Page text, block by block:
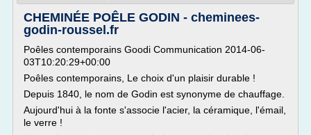
CHEMINÉE POÊLE GODIN - cheminees-
godin-roussel.fr
Poêles contemporains Goodi Communication 2014-06-
03T10:20:29+00:00
Poêles contemporains, Le choix d'un plaisir durable !
Depuis 1840, le nom de Godin est synonyme de chauffage.
Aujourd'hui à la fonte s'associe l'acier, la céramique, l'émail,
le verre !